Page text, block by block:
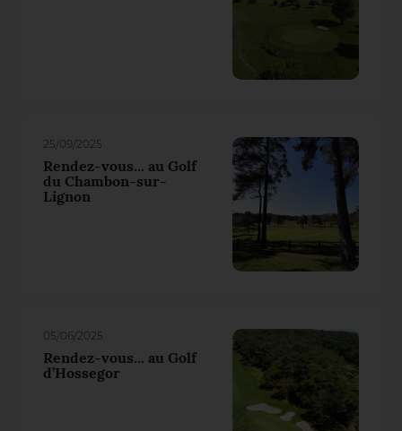
25/09/2025
Rendez-vous... au Golf
du Chambon-sur-
Lignon
05/06/2025
Rendez-vous... au Golf
d’Hossegor